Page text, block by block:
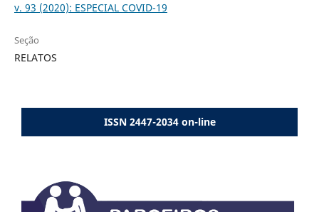
v. 93 (2020): ESPECIAL COVID-19
Seção
RELATOS
ISSN 2447-2034 on-line